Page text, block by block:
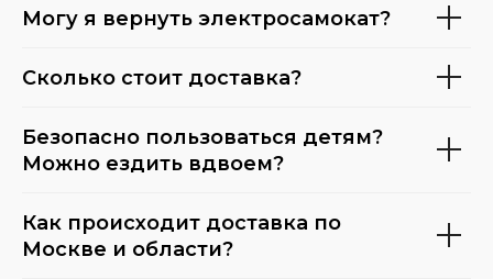
Могу я вернуть электросамокат?
Сколько стоит доставка?
Безопасно пользоваться детям?
Можно ездить вдвоем?
Как происходит доставка по
Москве и области?